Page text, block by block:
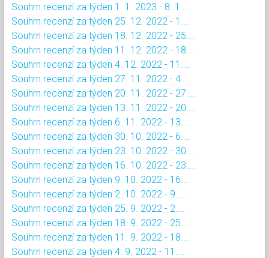
Souhrn recenzí za týden 1. 1. 2023 - 8. 1....
Souhrn recenzí za týden 25. 12. 2022 - 1....
Souhrn recenzí za týden 18. 12. 2022 - 25....
Souhrn recenzí za týden 11. 12. 2022 - 18....
Souhrn recenzí za týden 4. 12. 2022 - 11....
Souhrn recenzí za týden 27. 11. 2022 - 4....
Souhrn recenzí za týden 20. 11. 2022 - 27....
Souhrn recenzí za týden 13. 11. 2022 - 20....
Souhrn recenzí za týden 6. 11. 2022 - 13....
Souhrn recenzí za týden 30. 10. 2022 - 6....
Souhrn recenzí za týden 23. 10. 2022 - 30....
Souhrn recenzí za týden 16. 10. 2022 - 23....
Souhrn recenzí za týden 9. 10. 2022 - 16....
Souhrn recenzí za týden 2. 10. 2022 - 9....
Souhrn recenzí za týden 25. 9. 2022 - 2....
Souhrn recenzí za týden 18. 9. 2022 - 25....
Souhrn recenzí za týden 11. 9. 2022 - 18....
Souhrn recenzí za týden 4. 9. 2022 - 11....